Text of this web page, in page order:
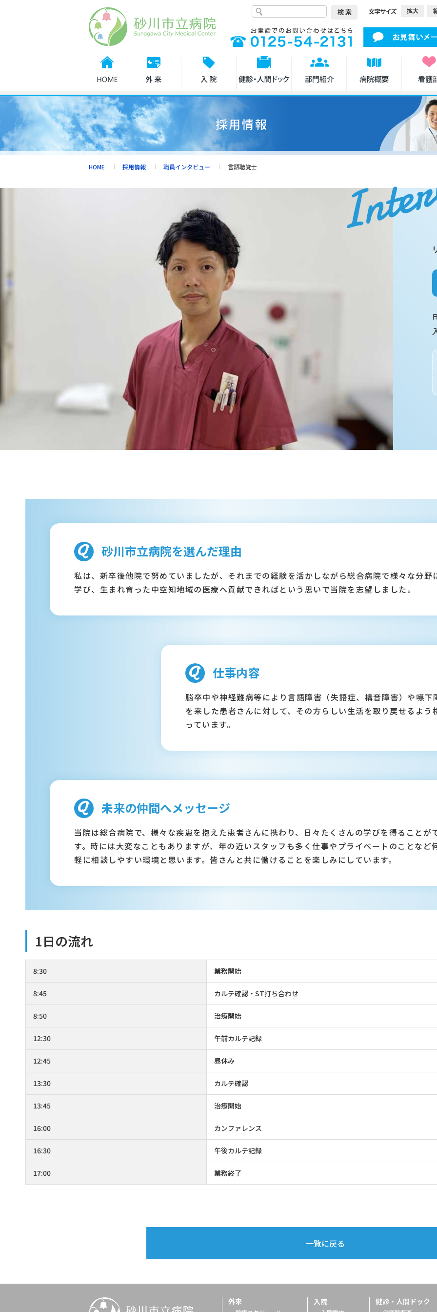
休診・代診
外来のご案内
入院・面会
病院概要
お見舞いメール
採用情報
HOME 採用情報 職員インタビュー 言語聴覚士
砂川市立病院を選んだ理由
私は、新卒後他院で努めていましたが、それまでの経験を活かしながら総合病院で様々な分野
学び、生まれ育った中空知地域の医療へ貢献できればという思いで当院を志望しました。
仕事内容
脳卒中や神経難病等により言語障害（失語症、構音障害）や嚥
を来した患者さんに対して、その方らしい生活を取り戻せるよ
っています。
未来の仲間へメッセージ
当院は総合病院で、様々な疾患を抱えた患者さんに携わり、日々たくさんの学びを得ることが
す。時には大変なこともありますが、年の近いスタッフも多く仕事やプライベートのことなど
軽に相談しやすい環境と思います。皆さんと共に働けることを楽しみにしています。
1日の流れ
8:30 業務開始
8:45 カルテ確認・ST打ち合わせ
8:50 治療開始
12:30 午前カルテ記録
12:45 昼休み
13:30 カルテ確認
13:45 治療開始
16:00 カンファレンス
16:30 午後カルテ記録
17:00 業務終了
一覧に戻る
外来 入院 健診・人間ドック